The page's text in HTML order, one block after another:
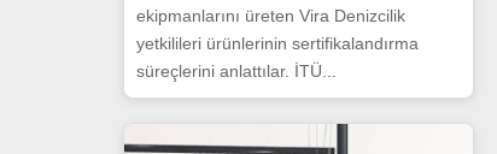
ekipmanlarını üreten Vira Denizcilik
yetkilileri ürünlerinin sertifikalandırma
süreçlerini anlattılar. İTÜ...